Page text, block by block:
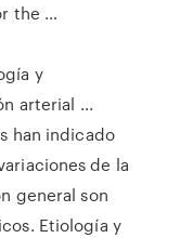
the …
y
arterial ...
han indicado
de la
general son
Etiología y